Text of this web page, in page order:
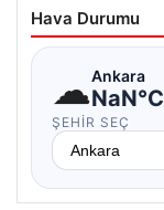
Hava Durumu
☁Ankara
NaN°C
ŞEHIR SEÇ